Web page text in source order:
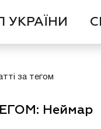
УКРАЇНИ
за тегом
Неймар